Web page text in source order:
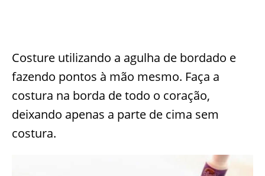
Costure utilizando a agulha de bordado e
fazendo pontos à mão mesmo. Faça a
costura na borda de todo o coração,
deixando apenas a parte de cima sem
costura.